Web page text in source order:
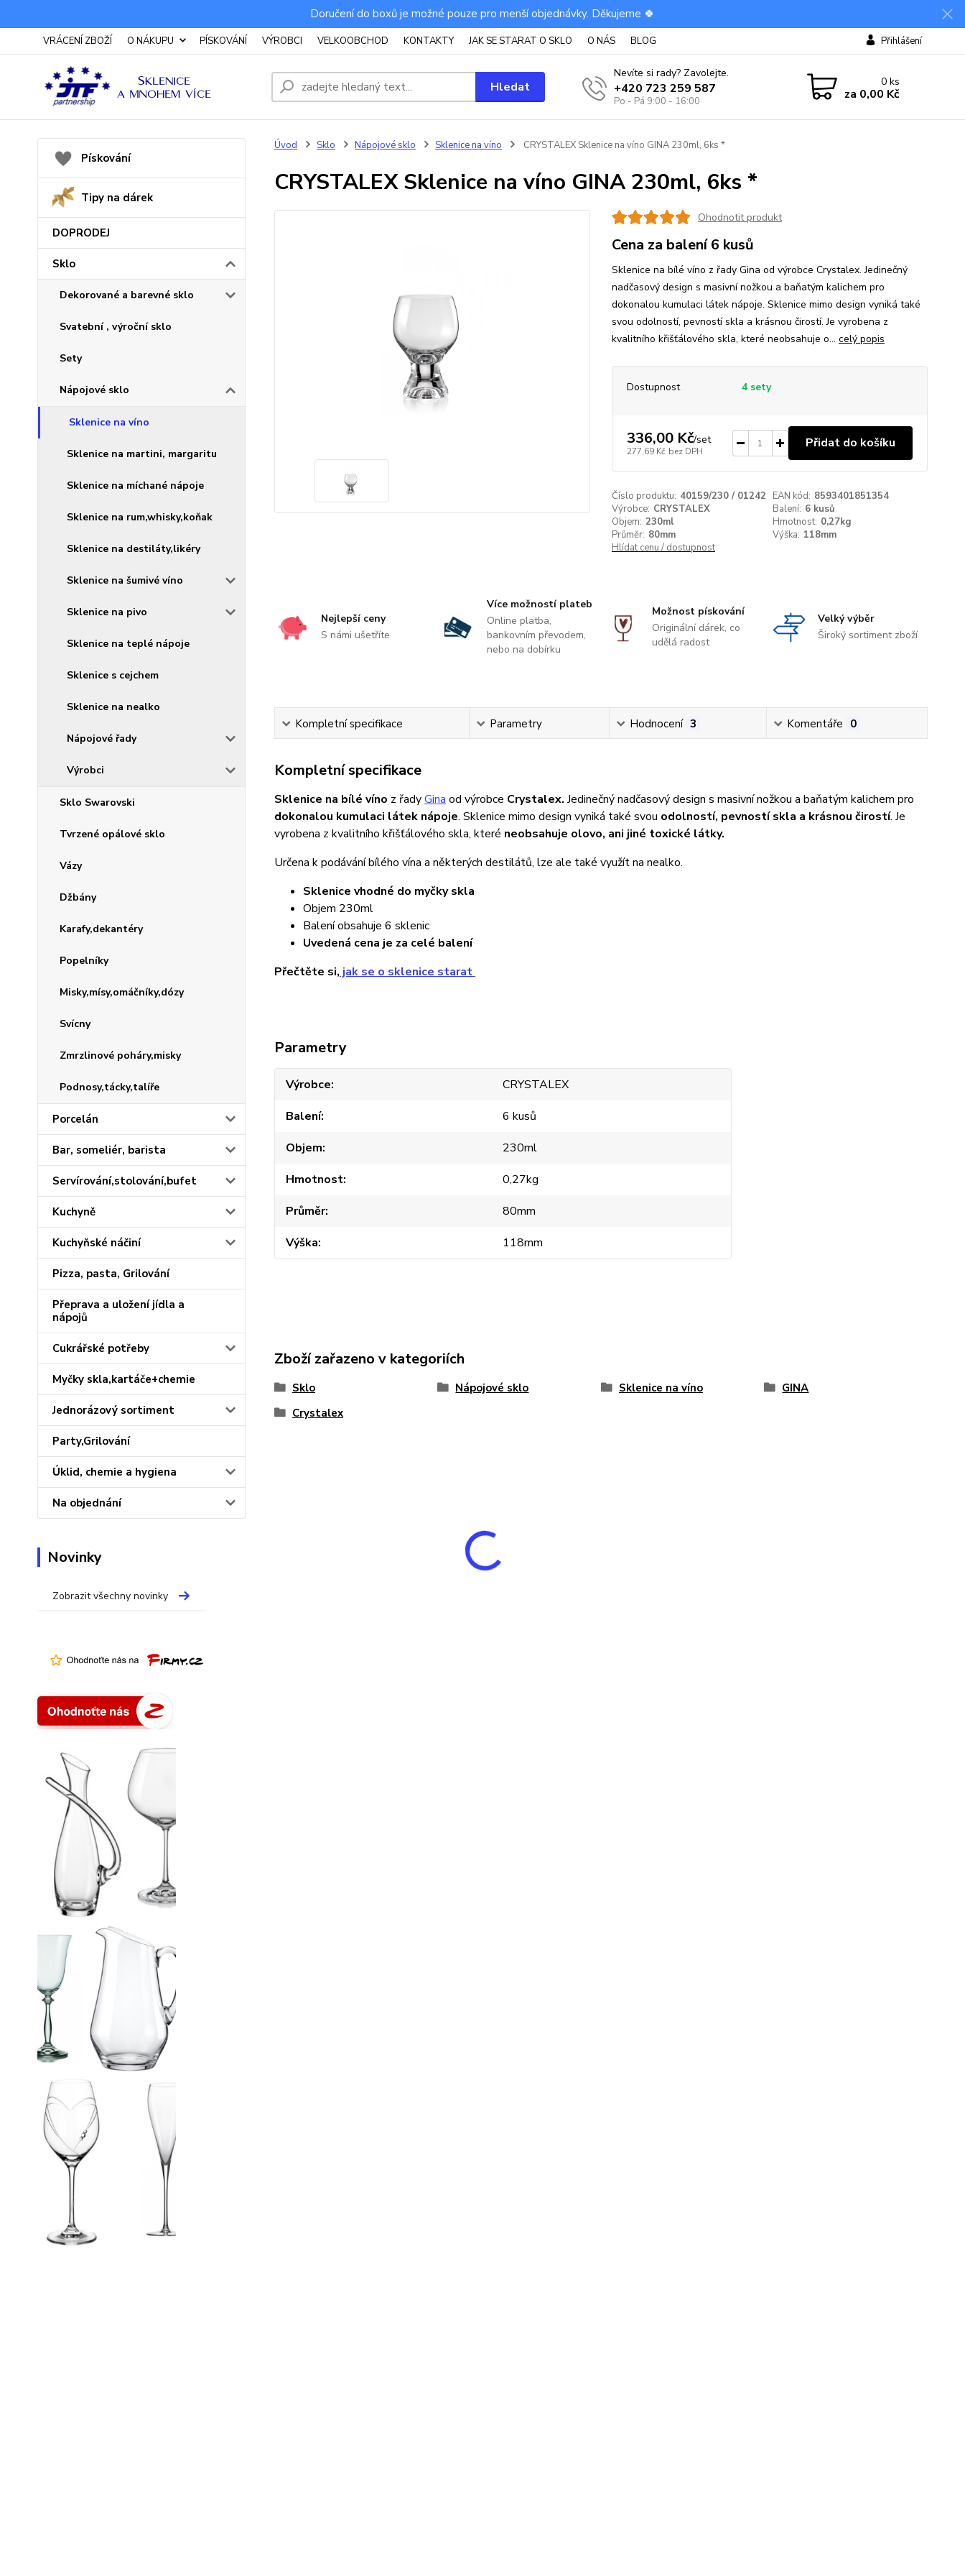
Doručení do boxů je možné pouze pro menší objednávky. Děkujeme 🍀
VRÁCENÍ ZBOŽÍ O NÁKUPU PÍSKOVÁNÍ VÝROBCI VELKOOBCHOD KONTAKTY JAK SE STARAT O SKLO O NÁS BLOG Přihlášení
Hledat
Nevíte si rady? Zavolejte.
+420 723 259 587
Po - Pá 9:00 - 16:00
0ks
za 0,00 Kč
Pískování
Tipy na dárek
DOPRODEJ
Sklo
Dekorované a barevné sklo
Svatební , výroční sklo
Sety
Nápojové sklo
Sklenice na víno
Sklenice na martini, margaritu
Sklenice na míchané nápoje
Sklenice na rum,whisky,koňak
Sklenice na destiláty,likéry
Sklenice na šumivé víno
Sklenice na pivo
Sklenice na teplé nápoje
Sklenice s cejchem
Sklenice na nealko
Nápojové řady
Výrobci
Sklo Swarovski
Tvrzené opálové sklo
Vázy
Džbány
Karafy,dekantéry
Popelníky
Misky,mísy,omáčníky,dózy
Svícny
Zmrzlinové poháry,misky
Podnosy,tácky,talíře
Porcelán
Bar, someliér, barista
Servírování,stolování,bufet
Kuchyně
Kuchyňské náčiní
Pizza, pasta, Grilování
Přeprava a uložení jídla a
nápojů
Cukrářské potřeby
Myčky skla,kartáče+chemie
Jednorázový sortiment
Party,Grilování
Úklid, chemie a hygiena
Na objednání
Novinky
Zobrazit všechny novinky
Úvod Sklo Nápojové sklo Sklenice na víno CRYSTALEX Sklenice na víno GINA 230ml, 6ks *
CRYSTALEX Sklenice na víno GINA 230ml, 6ks *
Ohodnotit produkt
Cena za balení 6 kusů
Sklenice na bílé víno z řady Gina od výrobce Crystalex. Jedinečný
nadčasový design s masivní nožkou a baňatým kalichem pro
dokonalou kumulaci látek nápoje. Sklenice mimo design vyniká také
svou odolností, pevností skla a krásnou čirostí. Je vyrobena z
kvalitního křišťálového skla, které neobsahuje o... celý popis
Dostupnost 4 sety
336,00 Kč/set
277,69 Kč bez DPH
Přidat do košíku
Číslo produktu: 40159/230 / 01242 EAN kód: 8593401851354
Výrobce: CRYSTALEX Balení: 6 kusů
Objem: 230ml Hmotnost: 0,27kg
Průměr: 80mm Výška: 118mm
Hlídat cenu / dostupnost
Nejlepší ceny
S námi ušetříte
Více možností plateb
Online platba,
bankovním převodem,
nebo na dobírku
Možnost pískování
Originální dárek, co
udělá radost
Velký výběr
Široký sortiment zboží
Kompletní specifikace Parametry Hodnocení 3 Komentáře 0
Kompletní specifikace
Sklenice na bílé víno z řadyGina od výrobce Crystalex. Jedinečný nadčasový design s masivní nožkou a baňatým kalichem pro
dokonalou kumulaci látek nápoje. Sklenice mimo design vyniká také svou odolností, pevností skla a krásnou čirostí. Je
vyrobena z kvalitního křišťálového skla, které neobsahuje olovo, ani jiné toxické látky.
Určena k podávání bílého vína a některých destilátů, lze ale také využít na nealko.
Sklenice vhodné do myčky skla
Objem 230ml
Balení obsahuje 6 sklenic
Uvedená cena je za celé balení
Přečtěte si, jak se o sklenice starat
Parametry
Výrobce
CRYSTALEX
Balení
6 kusů
Objem
230ml
Hmotnost
0,27kg
Průměr
80mm
Výška
118mm
Zboží zařazeno v kategoriích
Sklo Nápojové sklo Sklenice na víno
GINA
Crystalex